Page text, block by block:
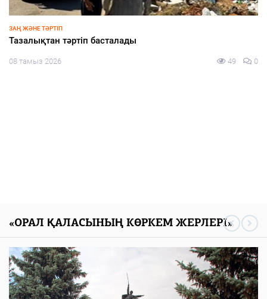
ЗАҢ ЖӘНЕ ТӘРТІП
Тәртіп пен талап тоғысқан алаң
08 тамыз 2026 52 0
«ОРАЛ ҚАЛАСЫНЫҢ КӨРКЕМ ЖЕРЛЕРІ»